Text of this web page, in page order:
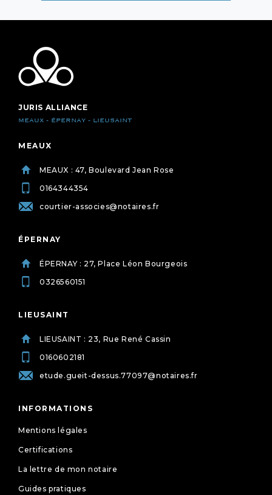
JURIS ALLIANCE
MEAUX - ÉPERNAY - LIEUSAINT
MEAUX
MEAUX : 47, Boulevard Jean Rose
0164344354
courtier-associes@notaires.fr
ÉPERNAY
ÉPERNAY : 27, Place Léon Bourgeois
0326560151
LIEUSAINT
LIEUSAINT : 23, Rue René Cassin
0160602181
etude.gueit-dessus.77097@notaires.fr
INFORMATIONS
Mentions légales
Certifications
La lettre de mon notaire
Guides pratiques